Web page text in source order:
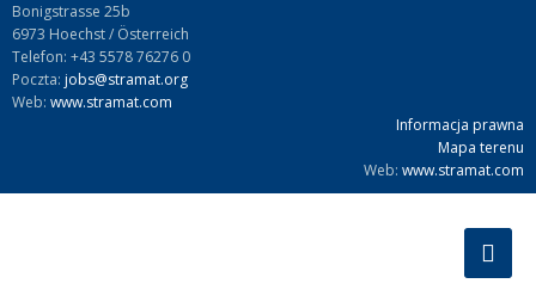
Bonigstrasse 25b
6973 Hoechst / Österreich
Telefon: +43 5578 76276 0
Poczta: jobs@stramat.org
Web: www.stramat.com
Informacja prawna
Mapa terenu
Web: www.stramat.com